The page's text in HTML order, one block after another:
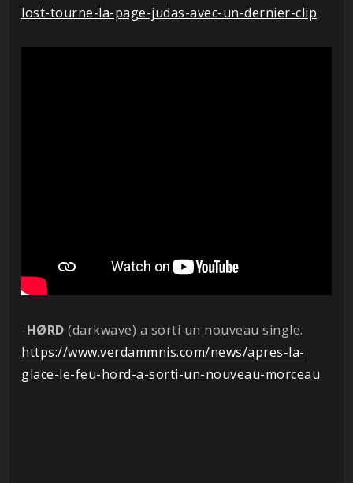
lost-tourne-la-page-judas-avec-un-dernier-clip
-HØRD (darkwave) a sorti un nouveau single.
https://www.verdammnis.com/news/apres-la-
glace-le-feu-hord-a-sorti-un-nouveau-morceau